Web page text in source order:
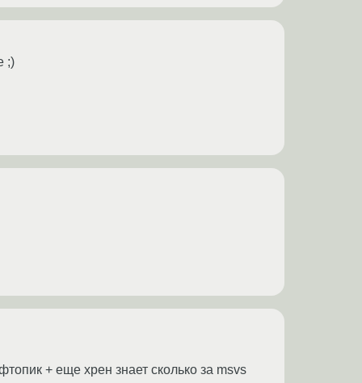
;)
+ еще хрен знает сколько за msvs